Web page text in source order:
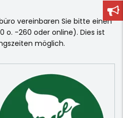
vereinbaren Sie bitte einen
o. -260 oder online). Dies ist
möglich.